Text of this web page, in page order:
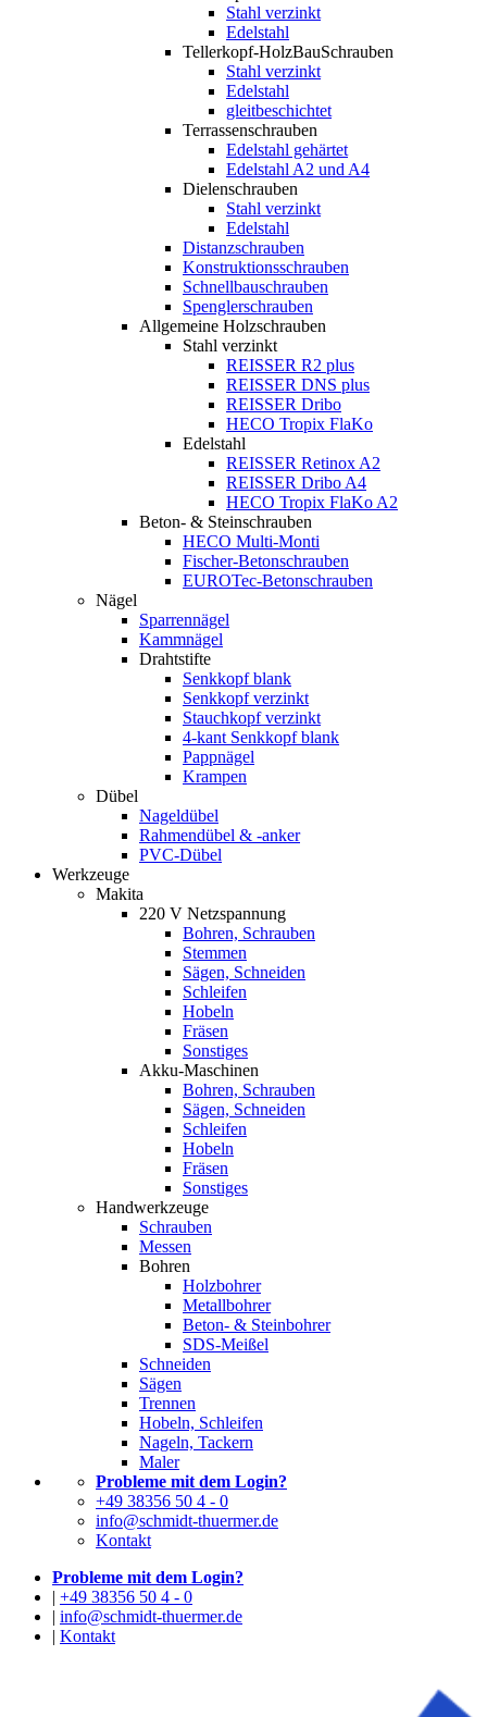
Stahl verzinkt
Edelstahl
Tellerkopf-HolzBauSchrauben
Stahl verzinkt
Edelstahl
gleitbeschichtet
Terrassenschrauben
Edelstahl gehärtet
Edelstahl A2 und A4
Dielenschrauben
Stahl verzinkt
Edelstahl
Distanzschrauben
Konstruktionsschrauben
Schnellbauschrauben
Spenglerschrauben
Allgemeine Holzschrauben
Stahl verzinkt
REISSER R2 plus
REISSER DNS plus
REISSER Dribo
HECO Tropix FlaKo
Edelstahl
REISSER Retinox A2
REISSER Dribo A4
HECO Tropix FlaKo A2
Beton- & Steinschrauben
HECO Multi-Monti
Fischer-Betonschrauben
EUROTec-Betonschrauben
Nägel
Sparrennägel
Kammnägel
Drahtstifte
Senkkopf blank
Senkkopf verzinkt
Stauchkopf verzinkt
4-kant Senkkopf blank
Pappnägel
Krampen
Dübel
Nageldübel
Rahmendübel & -anker
PVC-Dübel
Werkzeuge
Makita
220 V Netzspannung
Bohren, Schrauben
Stemmen
Sägen, Schneiden
Schleifen
Hobeln
Fräsen
Sonstiges
Akku-Maschinen
Bohren, Schrauben
Sägen, Schneiden
Schleifen
Hobeln
Fräsen
Sonstiges
Handwerkzeuge
Schrauben
Messen
Bohren
Holzbohrer
Metallbohrer
Beton- & Steinbohrer
SDS-Meißel
Schneiden
Sägen
Trennen
Hobeln, Schleifen
Nageln, Tackern
Maler
Probleme mit dem Login?
+49 38356 50 4 - 0
info@schmidt-thuermer.de
Kontakt
Probleme mit dem Login?
| +49 38356 50 4 - 0
| info@schmidt-thuermer.de
| Kontakt